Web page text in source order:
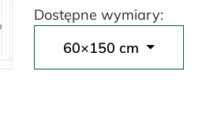
Dostępne wymiary:
60×150 cm